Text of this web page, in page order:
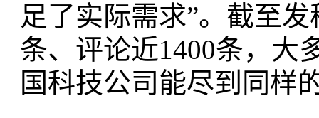
足了实际需求”。截至
条、评论近1400条，大
国科技公司能尽到同样